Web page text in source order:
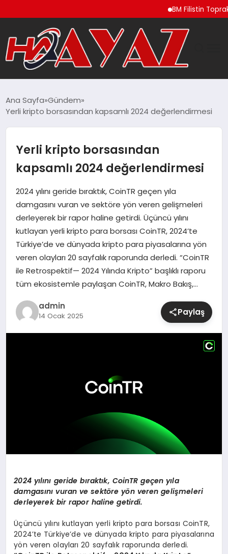
BM Filistin
DÜNYA
EĞITIM
EKONOMI
MAGAZIN
SAĞLIK
SIYASET
TEKNOLOJI
Ana Sayfa Gündem
Yerli kripto borsasından kapsamlı 2024 değerlendirmesi
Yerli kripto borsasından
kapsamlı 2024 değerlendirmesi
2024 yılını geride bıraktık, CoinTR geçen yıla
damgasını vuran ve sektöre yön veren gelişmeleri
derleyerek bir rapor haline getirdi. Üçüncü yılını
kutlayan yerli kripto para borsası CoinTR, 2024’te
Türkiye’de ve dünyada kripto para piyasalarına yön
veren olayları 20 sayfalık raporunda derledi. “CoinTR
ile Retrospektif— 2024 Yılında Kripto” başlıklı raporu
tüm ekosistemle paylaşan CoinTR, Makro Bakış,…
admin
14 Ocak 2025 Paylaş
2024 yılını geride bıraktık, CoinTR geçen yıla
damgasınıvuran ve sektöre yön veren gelişmeleri
derleyerek bir rapor haline getirdi.
Üçüncü yılını kutlayan yerli kripto para borsası CoinTR,
2024’te Türkiye’de ve dünyada kripto para piyasalarına
yön veren olayları 20 sayfalık raporunda derledi.